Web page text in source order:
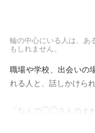
輪の中心にいる人は、あ
もしれません。
職場や学校、出会いの
れる人と、話しかけら
「なんで◯◯さんのま